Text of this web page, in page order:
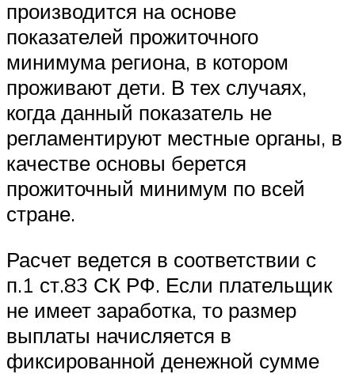
производится на основе
показателей прожиточного
минимума региона, в котором
проживают дети. В тех случаях,
когда данный показатель не
регламентируют местные органы, в
качестве основы берется
прожиточный минимум по всей
стране.
Расчет ведется в соответствии с
п.1 ст.83 СК РФ. Если плательщик
не имеет заработка, то размер
выплаты начисляется в
фиксированной денежной сумме